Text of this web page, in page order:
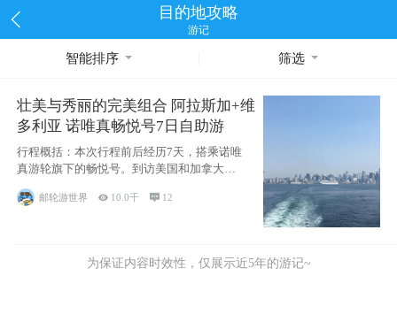
目的地攻略
游记
智能排序 筛选
壮美与秀丽的完美组合 阿拉斯加+维
多利亚 诺唯真畅悦号7日自助游
行程概括：本次行程前后经历7天，搭乘诺唯
真游轮旗下的畅悦号。到访美国和加拿大的4
个州/省：美国华盛顿州
邮轮游世界  10.0千  12
为保证内容时效性，仅展示近5年的游记~